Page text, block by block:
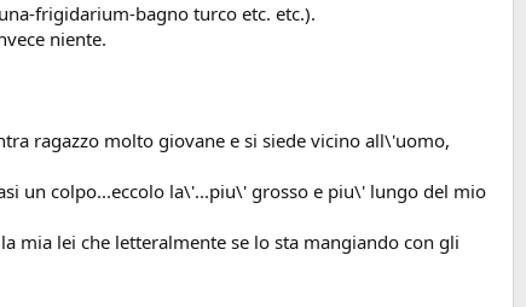
frigidarium-bagno turco etc. etc.).
niente.
ragazzo molto giovane e si siede vicino all\'uomo,
un colpo...eccolo la\'...piu\' grosso e piu\' lungo del mio
mia lei che letteralmente se lo sta mangiando con gli